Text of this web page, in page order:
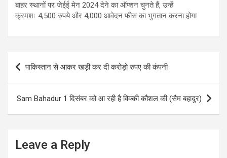
बाहर स्थानों पर जेईई मेन 2024 देने का ऑप्शन चुनते हैं, उन्हें
क्रमशः 4,500 रुपये और 4,000 आवेदन फीस का भुगतान करना होगा
Post
navigation
पाकिस्तान से आकर खड़ी कर दी करोड़ो रुपए की कंपनी
Sam Bahadur 1 दिसंबर को आ रही है विक्की कौशल की (सैम बहादुर)
Leave a Reply